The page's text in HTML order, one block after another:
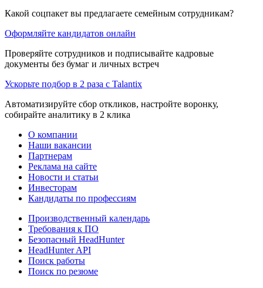
Какой соцпакет вы предлагаете семейным сотрудникам?
Оформляйте кандидатов онлайн
Проверяйте сотрудников и подписывайте кадровые
документы без бумаг и личных встреч
Ускорьте подбор в 2 раза с Talantix
Автоматизируйте сбор откликов, настройте воронку,
собирайте аналитику в 2 клика
О компании
Наши вакансии
Партнерам
Реклама на сайте
Новости и статьи
Инвесторам
Кандидаты по профессиям
Производственный календарь
Требования к ПО
Безопасный HeadHunter
HeadHunter API
Поиск работы
Поиск по резюме